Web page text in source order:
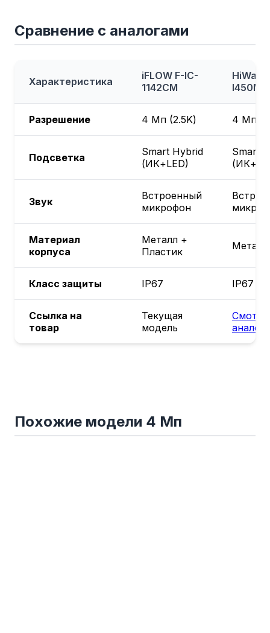
Сравнение с аналогами
Характеристика
iFLOW F-IC-
1142CM
Разрешение 4 Мп (2.5K) 4 Мп
Подсветка
Smart Hybrid
(ИК+LED)
Smart
Звук
Встроенный
микрофон
Материал
корпуса
Металл +
Пластик
Металл
Класс защиты IP67 IP67
Ссылка на
товар
Текущая
модель
аналог
Похожие модели 4 Мп